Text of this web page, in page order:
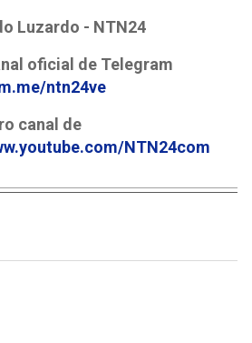
Luzardo - NTN24
oficial de Telegram
ntn24ve
canal de
NTN24com